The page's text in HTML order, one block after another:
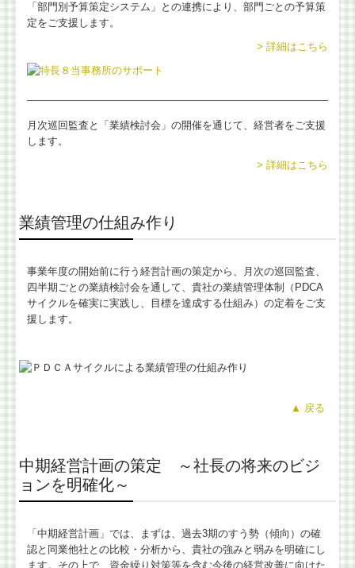
「部門別予算策定システム」との連携により、部門ごとの予算策
定をご支援します。
> 詳細はこちら
月次巡回監査と「業績検討会」の開催を通じて、経営者をご支援
します。
> 詳細はこちら
業績管理の仕組み作り
事業年度の開始前に行う経営計画の策定から、月次の巡回監査、
四半期ごとの業績検討会を通して、貴社の業績管理体制（PDCA
サイクルを確実に実践し、目標を達成する仕組み）の定着をご支
援します。
▲ 戻る
中期経営計画の策定 ～社長の将来のビジ
ョンを明確化～
「中期経営計画」では、まずは、過去3期のすう勢（傾向）の確
認と同業他社との比較・分析から、貴社の強みと弱みを明確にし
ます。その上で、資金繰り対策等を含む今後の経営改善に向けた